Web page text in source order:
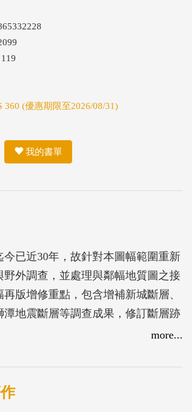
360 (優惠期限至2026/08/31)
我的書單
今已近30年，故針對本圖幅範圍重新
野外調查，並處理與鄰幅地質圖之接
版增修重點，包含增補新城斷層、
潭地震斷層等調查成果，修訂斷層跡
年獅潭地震斷層當年之地表破裂位
野外地質調查成果修正地質構造及剖
more...